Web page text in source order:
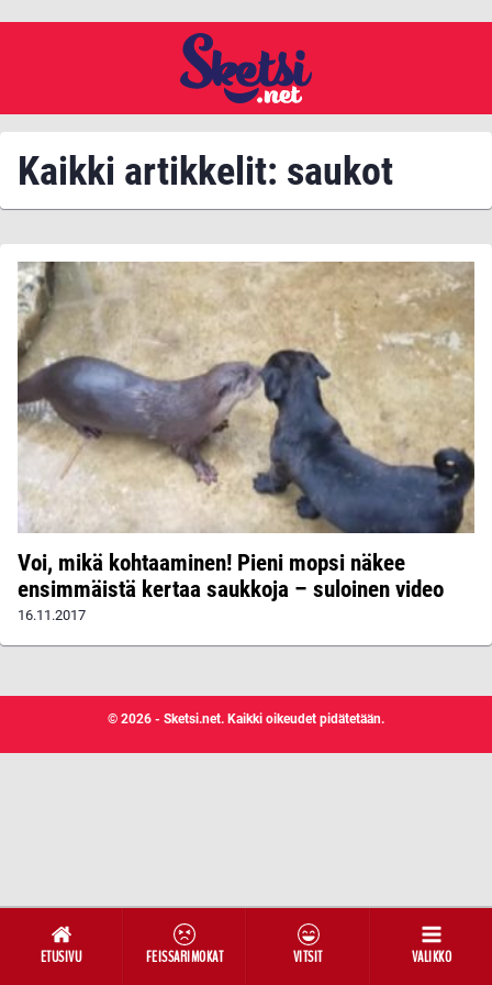
ETUSIVU FEISSARIMOKAT VITSIT VALIKKO
Kaikki artikkelit: saukot
Voi, mikä kohtaaminen! Pieni mopsi näkee
ensimmäistä kertaa saukkoja – suloinen video
16.11.2017
© 2026 - Sketsi.net. Kaikki oikeudet pidätetään.